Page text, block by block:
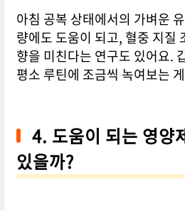
아침 공복 상태에서의 가벼운
량에도 도움이 되고, 혈중 지질
향을 미친다는 연구도 있어요.
평소 루틴에 조금씩 녹여보는
4. 도움이 되는 영양
있을까?